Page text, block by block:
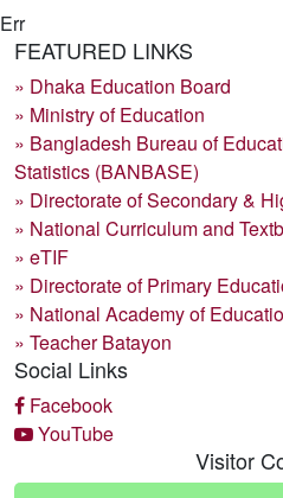
Err
FEATURED LINKS
» Dhaka Education Board
» Ministry of Education
» Bangladesh Bureau of
Statistics (BANBASE)
» Directorate of Secondary &
» National Curriculum and
» eTIF
» Directorate of Primary
» National Academy of
» Teacher Batayon
Social Links
Facebook
YouTube
Visitor